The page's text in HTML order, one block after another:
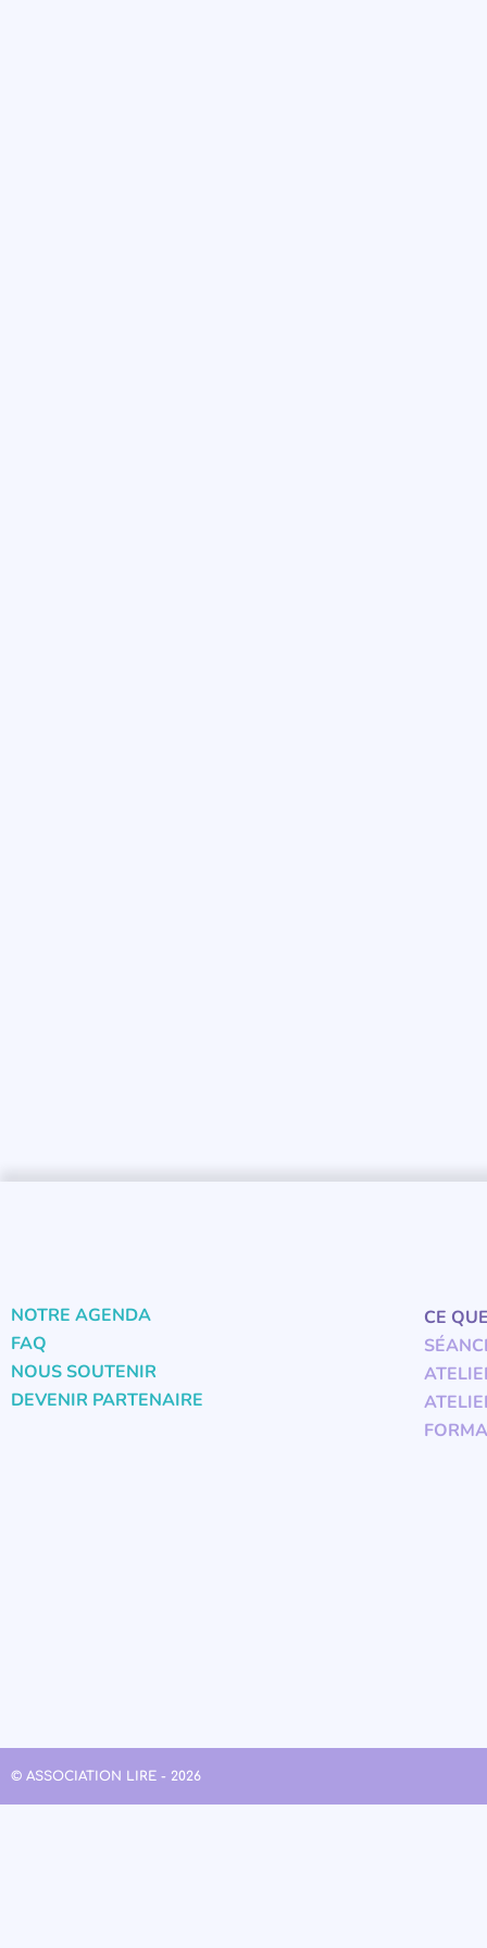
NOTRE AGENDA
FAQ
NOUS SOUTENIR
DEVENIR PARTENAIRE
CE
© ASSOCIATION LIRE - 2026